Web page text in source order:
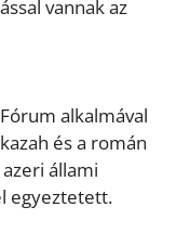
vannak az
alkalmával
és a román
állami
egyeztetett.